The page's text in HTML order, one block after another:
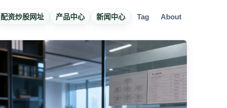
配资炒股网址 产品中心 新闻中心 Tag About